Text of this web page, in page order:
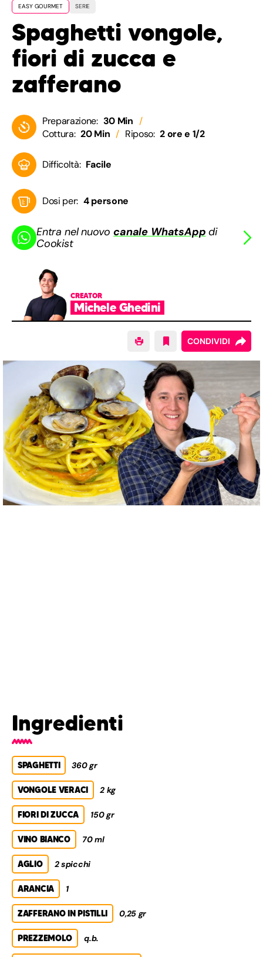
EASY GOURMET SERIE
Spaghetti vongole,
fiori di zucca e
zafferano
Preparazione: 30 Min
Cottura: 20 Min Riposo: 2 ore e 1/2
Difficoltà: Facile
Dosi per: 4 persone
Entra nel nuovocanale WhatsApp di
Cookist
CREATOR
Michele Ghedini
CONDIVIDI
Ingredienti
SPAGHETTI 360 gr
VONGOLE VERACI 2 kg
FIORI DI ZUCCA 150 gr
VINO BIANCO 70 ml
AGLIO 2 spicchi
ARANCIA 1
ZAFFERANO IN PISTILLI 0,25 gr
PREZZEMOLO q.b.